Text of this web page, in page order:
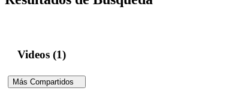
Videos (1)
Más Compartidos